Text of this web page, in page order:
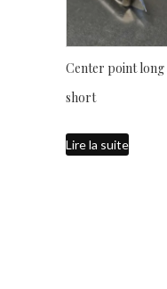
Center point
short
Lire la suite